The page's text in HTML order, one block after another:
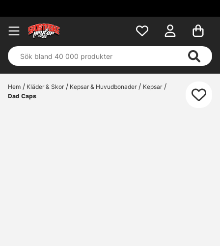
Hem Kläder & Skor Kepsar & Huvudbonader
Kepsar
Dad Caps